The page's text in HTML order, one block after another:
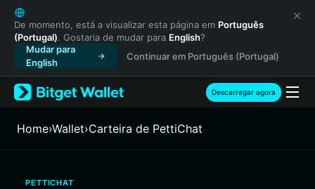
English
日本語
Tiếng Việt
Русский
Español (Latinoamérica)
Türkçe
Français
繁體中文
De momento, está a visualizar esta página em Português
(Portugal). Gostaria de mudar para English?
Mudar para
English
Continuar em Português (Portugal)
Descarregar agora
Home›Wallet›Carteira de PettiChat
PETTICHAT